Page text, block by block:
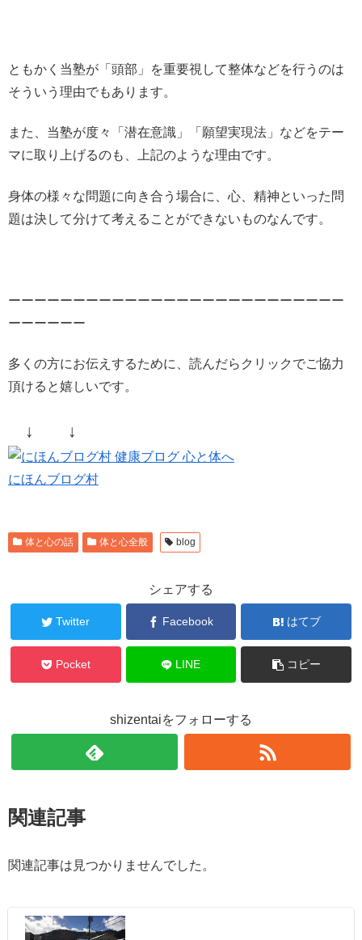
ともかく当塾が「頭部」を重要視して整体などを行うのは
そういう理由でもあります。
また、当塾が度々「潜在意識」「願望実現法」などをテー
マに取り上げるのも、上記のような理由です。
身体の様々な問題に向き合う場合に、心、精神といった問
題は決して分けて考えることができないものなんです。
ーーーーーーーーーーーーーーーーーーーーーーーーーー
ーーーーーー
多くの方にお伝えするために、読んだらクリックでご協力
頂けると嬉しいです。
↓ ↓
にほんブログ村
体と心の話 体と心全般 blog
シェアする
Twitter Facebook はてブ
Pocket LINE コピー
shizentaiをフォローする
関連記事
関連記事は見つかりませんでした。